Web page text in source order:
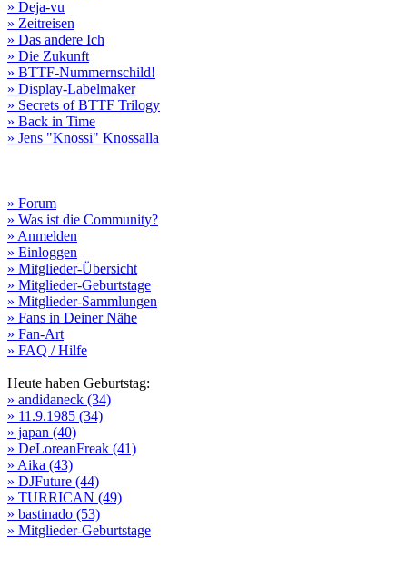
» Deja-vu
» Zeitreisen
» Das andere Ich
» Die Zukunft
» BTTF-Nummernschild!
» Display-Labelmaker
» Secrets of BTTF Trilogy
» Back in Time
» Jens "Knossi" Knossalla
» Forum
» Was ist die Community?
» Anmelden
» Einloggen
» Mitglieder-Übersicht
» Mitglieder-Geburtstage
» Mitglieder-Sammlungen
» Fans in Deiner Nähe
» Fan-Art
» FAQ / Hilfe
Heute haben Geburtstag:
» andidaneck (34)
» 11.9.1985 (34)
» japan (40)
» DeLoreanFreak (41)
» Aika (43)
» DJFuture (44)
» TURRICAN (49)
» bastinado (53)
» Mitglieder-Geburtstage